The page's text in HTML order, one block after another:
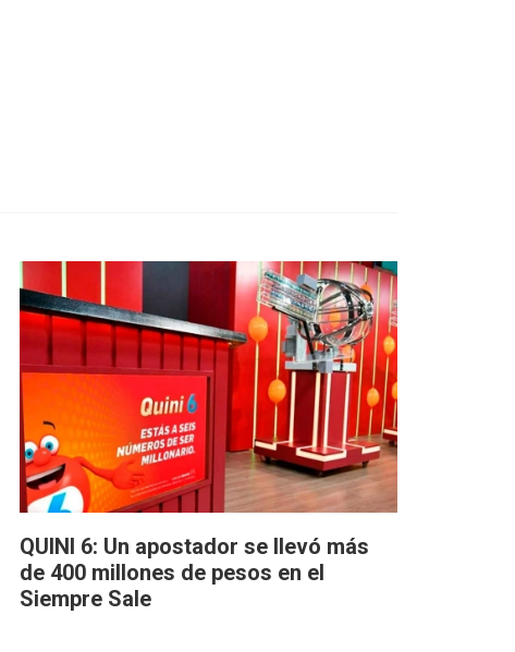
QUINI 6: Un apostador se llevó más
de 400 millones de pesos en el
Siempre Sale